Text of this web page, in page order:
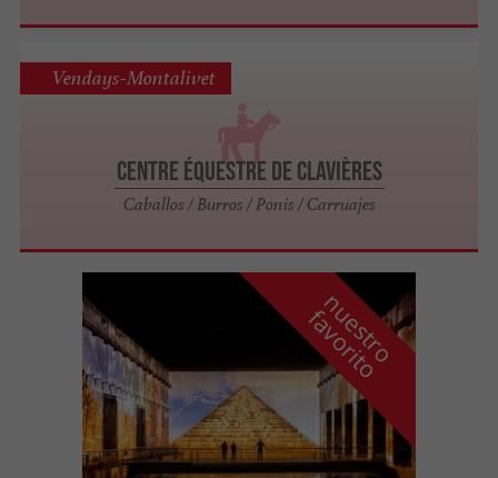
Centre Équestre de Clavières
Caballos / Burros / Ponis / Carruajes
Vendays-Montalivet
n
u
e
s
t
r
o
f
a
v
o
r
i
t
o